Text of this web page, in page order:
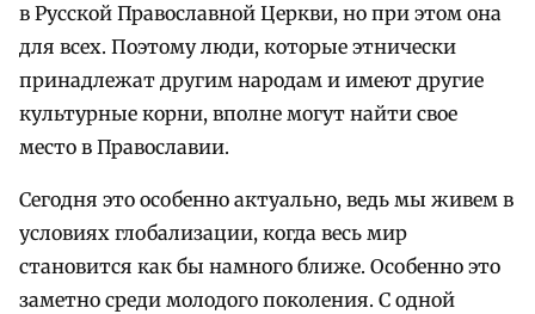
в Русской Православной Церкви, но при этом она
для всех. Поэтому люди, которые этнически
принадлежат другим народам и имеют другие
культурные корни, вполне могут найти свое
место в Православии.
Сегодня это особенно актуально, ведь мы живем в
условиях глобализации, когда весь мир
становится как бы намного ближе. Особенно это
заметно среди молодого поколения. С одной